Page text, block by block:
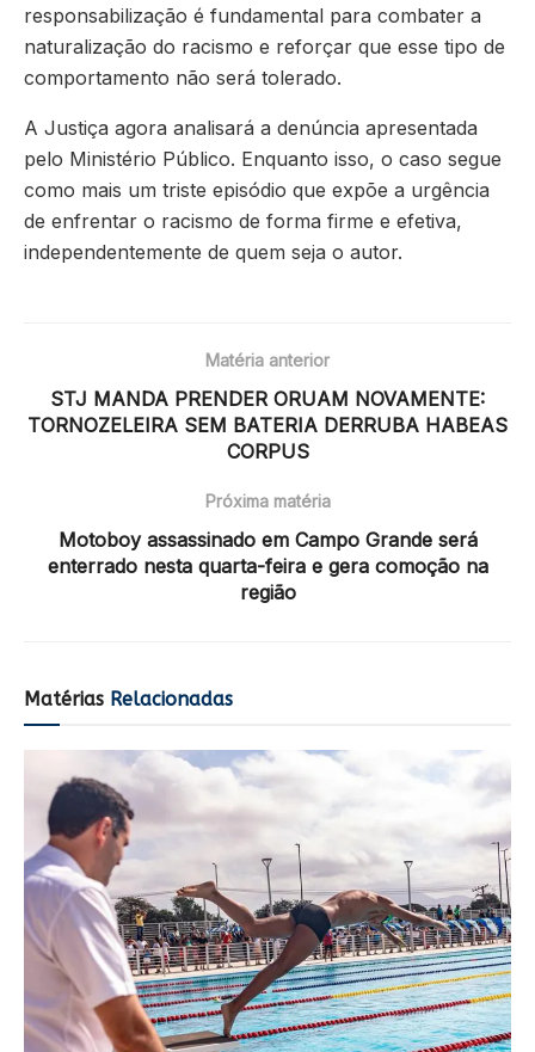
responsabilização é fundamental para combater a
naturalização do racismo e reforçar que esse tipo de
comportamento não será tolerado.
A Justiça agora analisará a denúncia apresentada
pelo Ministério Público. Enquanto isso, o caso segue
como mais um triste episódio que expõe a urgência
de enfrentar o racismo de forma firme e efetiva,
independentemente de quem seja o autor.
Matéria anterior
STJ MANDA PRENDER ORUAM NOVAMENTE:
TORNOZELEIRA SEM BATERIA DERRUBA HABEAS
CORPUS
Próxima matéria
Motoboy assassinado em Campo Grande será
enterrado nesta quarta-feira e gera comoção na
região
Matérias Relacionadas